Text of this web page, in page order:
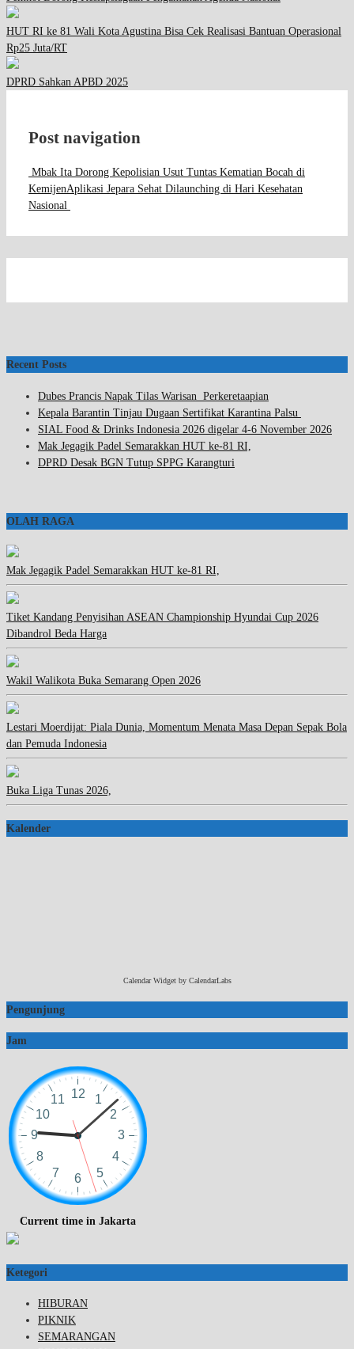
HUT RI ke 81 Wali Kota Agustina Bisa Cek Realisasi Bantuan Operasional
Rp25 Juta/RT
DPRD Sahkan APBD 2025
Post navigation
Mbak Ita Dorong Kepolisian Usut Tuntas Kematian Bocah di
KemijenAplikasi Jepara Sehat Dilaunching di Hari Kesehatan
Nasional
Recent Posts
Dubes Prancis Napak Tilas Warisan Perkeretaapian
Kepala Barantin Tinjau Dugaan Sertifikat Karantina Palsu
SIAL Food & Drinks Indonesia 2026 digelar 4-6 November 2026
Mak Jegagik Padel Semarakkan HUT ke-81 RI,
DPRD Desak BGN Tutup SPPG Karangturi
OLAH RAGA
Mak Jegagik Padel Semarakkan HUT ke-81 RI,
Tiket Kandang Penyisihan ASEAN Championship Hyundai Cup 2026
Dibandrol Beda Harga
Wakil Walikota Buka Semarang Open 2026
Lestari Moerdijat: Piala Dunia, Momentum Menata Masa Depan Sepak Bola
dan Pemuda Indonesia
Buka Liga Tunas 2026,
Kalender
Calendar Widget by CalendarLabs
Pengunjung
Jam
Current time in Jakarta
Ketegori
HIBURAN
PIKNIK
SEMARANGAN